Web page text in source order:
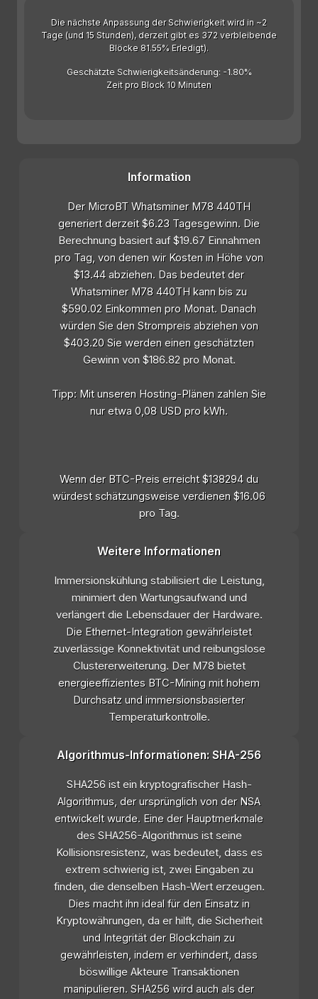
Die nächste Anpassung der Schwierigkeit wird in ~2
Tage (und 15 Stunden), derzeit gibt es 372 verbleibende
Blöcke 81.55% Erledigt).
Geschätzte Schwierigkeitsänderung: -1.80%
Zeit pro Block 10 Minuten
Information
Der MicroBT Whatsminer M78 440TH
generiert derzeit $6.23 Tagesgewinn. Die
Berechnung basiert auf $19.67 Einnahmen
pro Tag, von denen wir Kosten in Höhe von
$13.44 abziehen. Das bedeutet der
Whatsminer M78 440TH kann bis zu
$590.02 Einkommen pro Monat. Danach
würden Sie den Strompreis abziehen von
$403.20 Sie werden einen geschätzten
Gewinn von $186.82 pro Monat.
Tipp: Mit unseren Hosting-Plänen zahlen Sie
nur etwa 0,08 USD pro kWh.
Wenn der BTC-Preis erreicht $138294 du
würdest schätzungsweise verdienen $16.06
pro Tag.
Weitere Informationen
Immersionskühlung stabilisiert die Leistung,
minimiert den Wartungsaufwand und
verlängert die Lebensdauer der Hardware.
Die Ethernet-Integration gewährleistet
zuverlässige Konnektivität und reibungslose
Clustererweiterung. Der M78 bietet
energieeffizientes BTC-Mining mit hohem
Durchsatz und immersionsbasierter
Temperaturkontrolle.
Algorithmus-Informationen: SHA-256
SHA256 ist ein kryptografischer Hash-
Algorithmus, der ursprünglich von der NSA
entwickelt wurde. Eine der Hauptmerkmale
des SHA256-Algorithmus ist seine
Kollisionsresistenz, was bedeutet, dass es
extrem schwierig ist, zwei Eingaben zu
finden, die denselben Hash-Wert erzeugen.
Dies macht ihn ideal für den Einsatz in
Kryptowährungen, da er hilft, die Sicherheit
und Integrität der Blockchain zu
gewährleisten, indem er verhindert, dass
böswillige Akteure Transaktionen
manipulieren. SHA256 wird auch als der